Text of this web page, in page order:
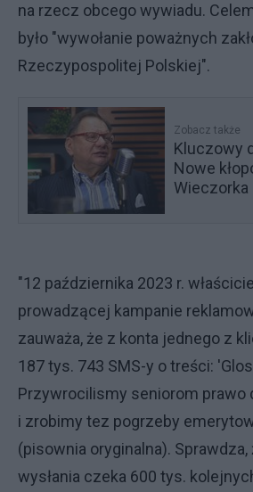
na rzecz obcego wywiadu.
było "wywołanie poważnych
Rzeczypospolitej Polskiej".
Zobacz także
Kluczowy
Nowe
Wieczorka
"12 października 2023 r.
prowadzącej kampanie
zauważa, że z konta jednego z
187 tys. 743 SMS-y o treści:
Przywrocilismy seniorom prawo
i zrobimy tez pogrzeby
(pisownia oryginalna).
wysłania czeka 600 tys.